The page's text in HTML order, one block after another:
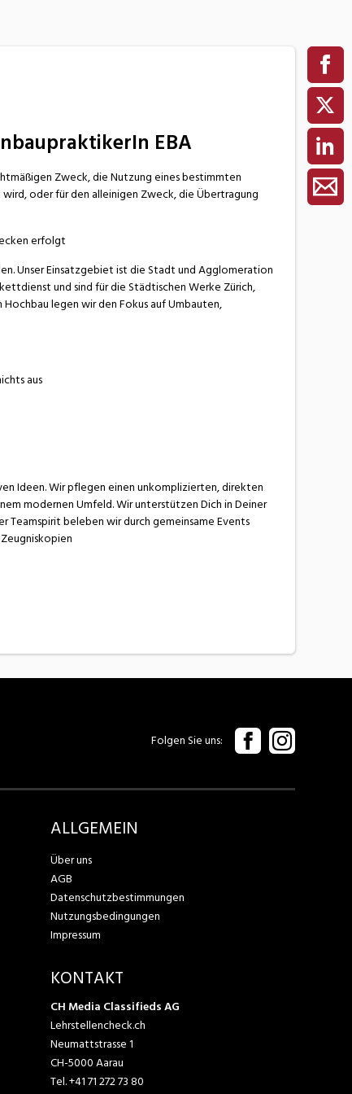
EBA
Zweck, die Nutzung eines bestimmten
oder für den alleinigen Zweck, die Übertragung
erfolgt
Unser Einsatzgebiet ist die Stadt und Agglomeration
und sind für die Städtischen Werke Zürich,
legen wir den Fokus auf Umbauten,
aus
Ideen. Wir pflegen einen unkomplizierten, direkten
modernen Umfeld. Wir unterstützen Dich in Deiner
Teamspirit beleben wir durch gemeinsame Events
Folgen Sie uns
ALLGEMEIN
Über uns
AGB
Datenschutzbestimmungen
Nutzungsbedingungen
Impressum
KONTAKT
CH Media Classifieds AG
Lehrstellencheck.ch
Neumattstrasse 1
CH-5000 Aarau
Tel.+41 71 272 73 80